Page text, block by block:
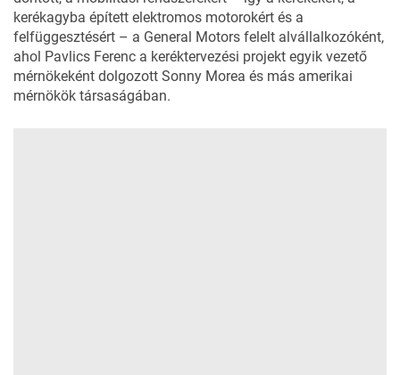
kerékagyba épített elektromos motorokért és a
felfüggesztésért – a General Motors felelt alvállalkozóként,
ahol Pavlics Ferenc a keréktervezési projekt egyik vezető
mérnökeként dolgozott Sonny Morea és más amerikai
mérnökök társaságában.